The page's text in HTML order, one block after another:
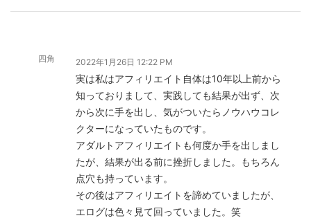
四角 2022年1月26日 12:22 PM
実は私はアフィリエイト自体は10年以上前から
知っておりまして、実践しても結果が出ず、次
から次に手を出し、気がついたらノウハウコレ
クターになっていたものです。
アダルトアフィリエイトも何度か手を出しまし
たが、結果が出る前に挫折しました。もちろん
点穴も持っています。
その後はアフィリエイトを諦めていましたが、
エログは色々見て回っていました。笑